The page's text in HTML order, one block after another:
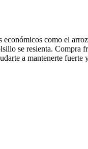
como el
se resienta. Compra
a mantenerte fuerte